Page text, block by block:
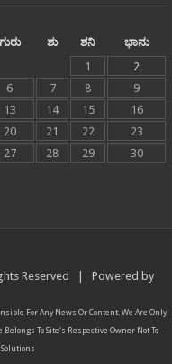
ಗುರು ಶು ಶನಿ
ಭಾನು
1
2
6 7 8
9
13 14 15
16
20 21 22
23
27 28 29
30
Reserved | Powered by
For Any News Or Content. We Are Only
To Site's Respective Owner Not To